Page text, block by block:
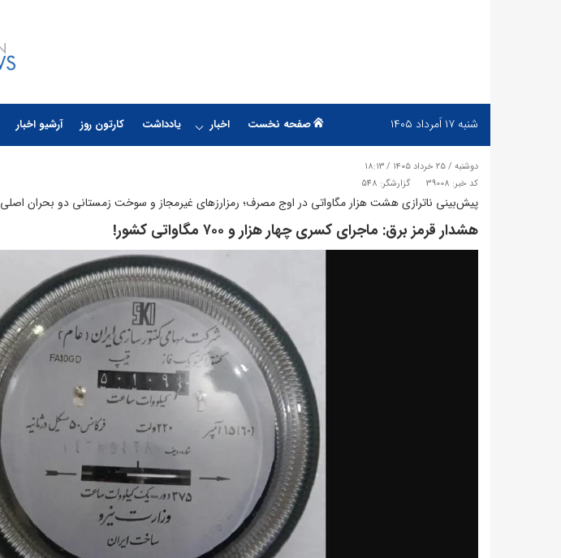
شنبه ۱۷ اَمرداد ۱۴۰۵ صفحه نخست اخبار یادداشت کارتون روز آرشیو اخبار
دوشنبه / ۲۵ خرداد ۱۴۰۵ / ۱۸:۱۳
کد خبر: 39008
گزارشگر: 548
پیش‌بینی ناترازی هشت هزار مگاواتی در اوج مصرف؛ رمزارزهای غیرمجاز و سوخت زمستانی دو بحران اصلی
هشدار قرمز برق: ماجرای کسری چهار هزار و ۷۰۰ مگاواتی کشور!